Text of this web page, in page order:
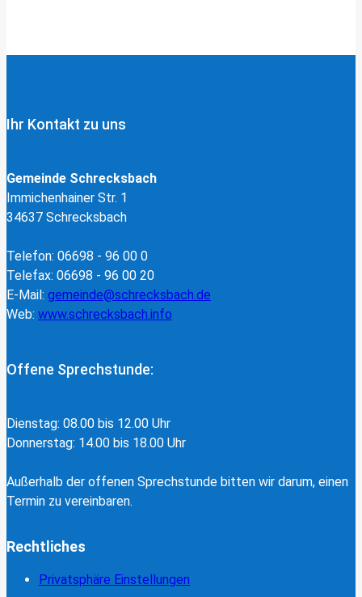
Ihr Kontakt zu uns
Gemeinde Schrecksbach
Immichenhainer Str. 1
34637 Schrecksbach
Telefon: 06698 - 96 00 0
Telefax: 06698 - 96 00 20
E-Mail: gemeinde@schrecksbach.de
Web: www.schrecksbach.info
Offene Sprechstunde:
Dienstag: 08.00 bis 12.00 Uhr
Donnerstag: 14.00 bis 18.00 Uhr
Außerhalb der offenen Sprechstunde bitten wir darum, einen
Termin zu vereinbaren.
Rechtliches
Privatsphäre Einstellungen